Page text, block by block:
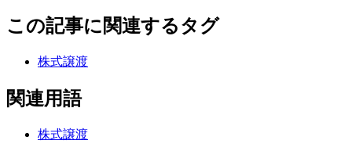
この記事に関連するタグ
株式譲渡
関連用語
株式譲渡